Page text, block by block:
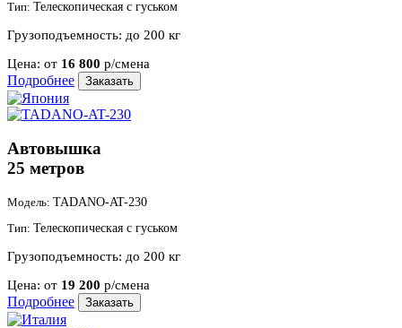
Тип: Телескопическая с гуськом
Грузоподъемность: до 200 кг
Цена: от 16 800 р/смена
Подробнее Заказать
Автовышка
25 метров
Модель: TADANO-AT-230
Тип: Телескопическая с гуськом
Грузоподъемность: до 200 кг
Цена: от 19 200 р/смена
Подробнее Заказать